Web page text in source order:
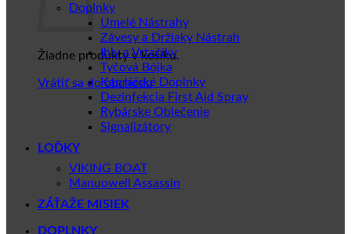
Žiadne produkty v košíku.
Vrátiť sa do obchodu
Doplnky
Umelé Nástrahy
Závesy a Držiaky Nástrah
Ihly a Vrtačiky
Tyčová Bójka
Kaprářské Doplnky
Dezinfekcia First Aid Spray
Rybárske Oblečenie
Signalizátory
LOĎKY
VIKING BOAT
Manuowell Assassin
ZÁŤAŽE MISIEK
DOPLNKY